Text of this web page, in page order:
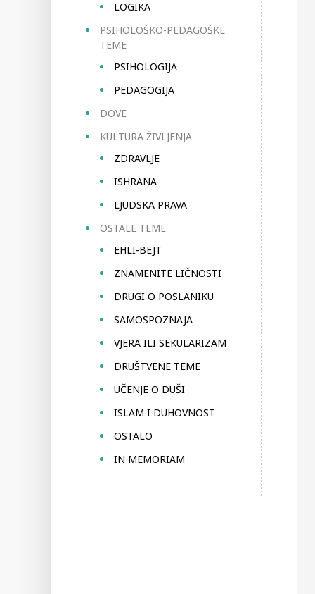
LOGIKA
PSIHOLOŠKO-PEDAGOŠKE
TEME
PSIHOLOGIJA
PEDAGOGIJA
DOVE
KULTURA ŽIVLJENJA
ZDRAVLJE
ISHRANA
LJUDSKA PRAVA
OSTALE TEME
EHLI-BEJT
ZNAMENITE LIČNOSTI
DRUGI O POSLANIKU
SAMOSPOZNAJA
VJERA ILI SEKULARIZAM
DRUŠTVENE TEME
UČENJE O DUŠI
ISLAM I DUHOVNOST
OSTALO
IN MEMORIAM